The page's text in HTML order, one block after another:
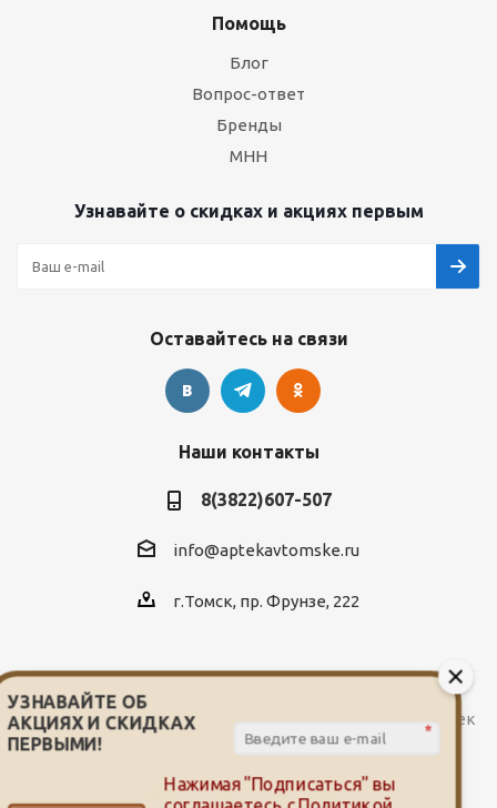
Помощь
Блог
Вопрос-ответ
Бренды
МНН
Узнавайте о скидках и акциях первым
Оставайтесь на связи
Наши контакты
8(3822)607-507
info@aptekavtomske.ru
г.Томск, пр. Фрунзе, 222
2026 © Служба заказа и доставки лекарств от сети аптек
"Мой доктор"
УЗНАВАЙТЕ ОБ
АКЦИЯХ И СКИДКАХ
ПЕРВЫМИ!
Нажимая "Подписаться" вы
соглашаетесь сПолитикой